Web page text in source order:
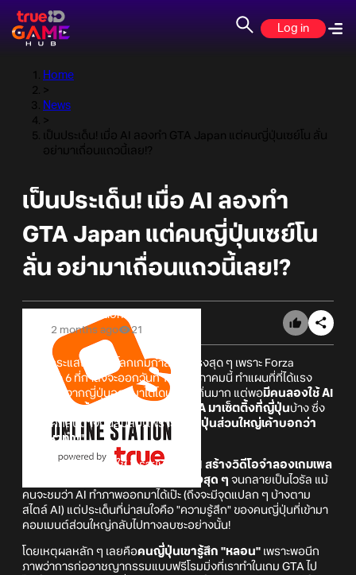
Log in
Home
>
News
>
เป็นประเด็น! เมื่อ AI ลองทำ GTA Japan แต่คนญี่ปุ่นเซย์โน ลั่น
อย่ามาเถื่อนแถวนี้เลย!?
เป็นประเด็น! เมื่อ AI ลองทำ
GTA Japan แต่คนญี่ปุ่นเซย์โน
ลั่น อย่ามาเถื่อนแถวนี้เลย!?
Online Station
2 months ago
21
ช่วงนี้กระแสญี่ปุ่นในโลกเกมกำลังมาแรงสุด ๆ เพราะ Forza
Horizon 6 ที่กำลังจะออกวันที่ 19 พฤษภาคมนี้ ทำแผนที่ที่ได้แรง
บันดาลใจจากญี่ปุ่นออกมาได้โดนใจเจ้าถิ่นมาก แต่พอมีคนลองใช้ AI
จำลองภาพถ้าเกมมหาโจรอย่าง GTA มาเซ็ตติ้งที่ญี่ปุ่นบ้าง ซึ่ง
ฟีดแบ็คกลับต่างกันลิบลับ! เพราะ
คนญี่ปุ่นส่วนใหญ่เค้าบอกว่า
"อย่าหาทำ!"
เรื่องของเรื่องคือมีผู้ใช้ X รายหนึ่งใช้ AI สร้างวิดีโอจำลองเกมเพล
ย์ GTA 5 ในเวอร์ชันญี่ปุ่นแบบสมจริงสุด ๆ จนกลายเป็นไวรัล แม้
คนจะชมว่า AI ทำภาพออกมาได้เป๊ะ (ถึงจะมีจุดแปลก ๆ บ้างตาม
สไตล์ AI) แต่ประเด็นที่น่าสนใจคือ "ความรู้สึก" ของคนญี่ปุ่นที่เข้ามา
คอมเมนต์ส่วนใหญ่กลับไปทางลบซะอย่างนั้น!
โดยเหตุผลหลัก ๆ เลยคือคนญี่ปุ่นเขารู้สึก "หลอน" เพราะพอนึก
ภาพว่าการก่ออาชญากรรมแบบฟรีโรมมิ่งที่เราทำในเกม GTA ไป